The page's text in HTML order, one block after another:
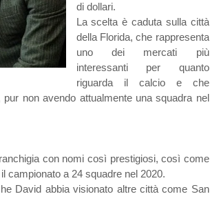
di dollari.
La scelta è caduta sulla città
della Florida, che rappresenta
uno dei mercati più
interessanti per quanto
riguarda il calcio e che
non avendo attualmente una squadra nel
con nomi così prestigiosi, così come
campionato a 24 squadre nel 2020.
David abbia visionato altre città come San